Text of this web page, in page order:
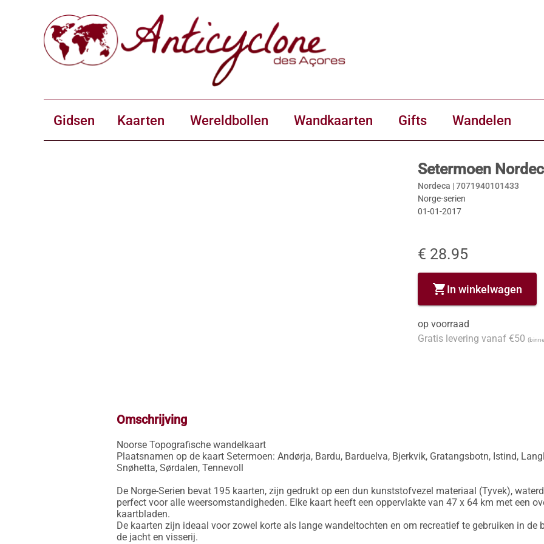
Gidsen Kaarten Wereldbollen Wandkaarten Gifts Wandelen
Setermoen
Nordeca |7071940101433
Norge-serien
01-01-2017
€ 28.95
shopping_cartIn winkelwagen
op voorraad
Gratis levering vanaf €50
Omschrijving
Noorse Topografische wandelkaart
Plaatsnamen op de kaart Setermoen: Andørja, Bardu, Barduelva, Bjerkvik, Gratangsbotn, Istind,
Snøhetta, Sørdalen, Tennevoll
De Norge-Serien bevat 195 kaarten, zijn gedrukt op een dun kunststofvezel materiaal (Tyvek),
perfect voor alle weersomstandigheden. Elke kaart heeft een oppervlakte van 47 x 64 km met een
kaartbladen.
De kaarten zijn ideaal voor zowel korte als lange wandeltochten en om recreatief te gebruiken in de
de jacht en visserij.